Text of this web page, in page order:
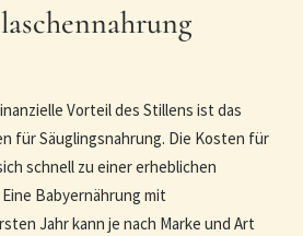
Vorteil des Stillens ist das
für Säuglingsnahrung. Die Kosten für
schnell zu einer erheblichen
Babyernährung mit
Jahr kann je nach Marke und Art